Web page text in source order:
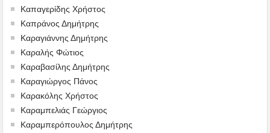
Καπαγερίδης Χρήστος
Καπράνος Δημήτρης
Καραγιάννης Δημήτρης
Καραλής Φώτιος
Καραβασίλης Δημήτρης
Καραγιώργος Πάνος
Καρακόλης Χρήστος
Καραμπελιάς Γεώργιος
Καραμπερόπουλος Δημήτρης